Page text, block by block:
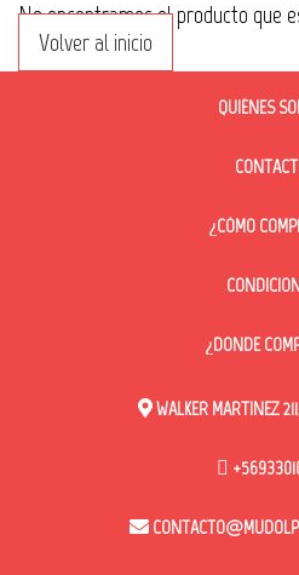
No encontramos el producto que
Volver al inicio
QUIÉNES
¿CÓMO
¿DONDE
WALKER MARTINEZ